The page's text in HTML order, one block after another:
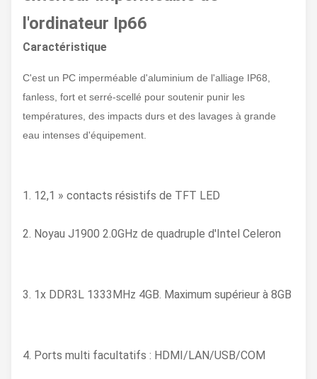
l'ordinateur Ip66
Caractéristique
C'est un PC imperméable d'aluminium de l'alliage IP68,
fanless, fort et serré-scellé pour soutenir punir les
températures, des impacts durs et des lavages à grande
eau intenses d'équipement.
1. 12,1 » contacts résistifs de TFT LED
2. Noyau J1900 2.0GHz de quadruple d'Intel Celeron
3. 1x DDR3L 1333MHz 4GB. Maximum supérieur à 8GB
4. Ports multi facultatifs : HDMI/LAN/USB/COM